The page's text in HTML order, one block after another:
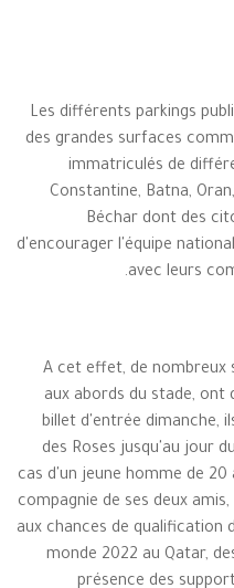
Les différents parkings
des grandes surfaces
immatriculés de
Constantine, Batna,
Béchar dont des
d'encourager l'équipe
avec leurs
A cet effet, de nombreux
aux abords du stade, ont
billet d'entrée dimanche,
des Roses jusqu'au jour
cas d'un jeune homme de 20
compagnie de ses deux
aux chances de qualification
monde 2022 au Qatar,
présence des